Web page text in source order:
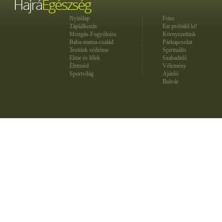
Nyitólap
Táplálkozás
Mozgás-Fogyókúra
Baba-mama-család
Testünk védelme
Elme és lélek
Életmód
Sportvilág
Friss
Ezt próbáld ki!
Környezetünk
Párkapcsolat
Spirituális
Szabadidő
Vélemény
Ajánló
Bulvár